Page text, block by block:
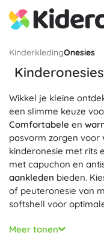
KinderkledingOnesies
Wikkel je kleine
een slimme keuze
Comfortabele en
pasvorm zorgen voor
kinderonesie met rits
met capuchon en
aankleden bieden.
of peuteronesie van
softshell voor
Voor de winter en bij
kinderen en een
Meer tonen